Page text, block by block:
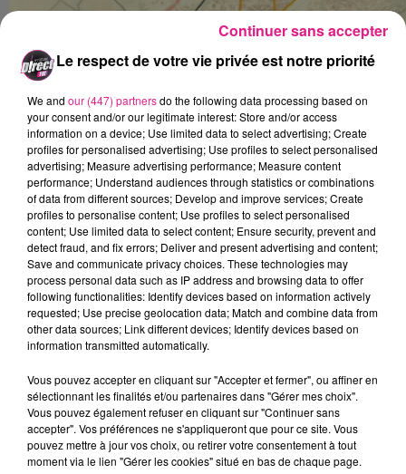
FIL ACTUS
Le respect de votre vie privée est notre priorité
We and our (447) partnersdo the following data processing based on
your consent and/or our legitimate interest: Store and/or access
information on a device; Use limited data to select advertising; Create
profiles for personalised advertising; Use profiles to select personalised
advertising; Measure advertising performance; Measure content
performance; Understand audiences through statistics or combinations
of data from different sources; Develop and improve services; Create
profiles to personalise content; Use profiles to select personalised
content; Use limited data to select content; Ensure security, prevent and
detect fraud, and fix errors; Deliver and present advertising and content;
Save and communicate privacy choices. These technologies may
process personal data such as IP address and browsing data to offer
following functionalities: Identify devices based on information actively
requested; Use precise geolocation data; Match and combine data from
other data sources; Link different devices; Identify devices based on
information transmitted automatically.
Vous pouvez accepter en cliquant sur "Accepter et fermer", ou affiner en
sélectionnant les finalités et/ou partenaires dans "Gérer mes choix".
Vous pouvez également refuser en cliquant sur "Continuer sans
accepter". Vos préférences ne s'appliqueront que pour ce site. Vous
pouvez mettre à jour vos choix, ou retirer votre consentement à tout
moment via le lien "Gérer les cookies" situé en bas de chaque page.
Continuer sans accepter